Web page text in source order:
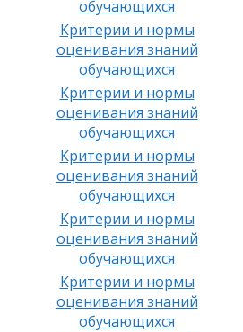
обучающихся
Критерии и нормы
оценивания знаний
обучающихся
Критерии и нормы
оценивания знаний
обучающихся
Критерии и нормы
оценивания знаний
обучающихся
Критерии и нормы
оценивания знаний
обучающихся
Критерии и нормы
оценивания знаний
обучающихся